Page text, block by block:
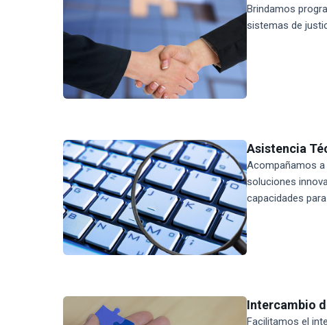
Brindamos
sistemas de
Asistencia
Acompañamos a
soluciones
capacidades
Intercambio
Facilitamos el